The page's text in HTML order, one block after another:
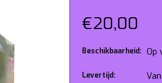
€20,00
Beschikbaarheid: Op
Levertijd: